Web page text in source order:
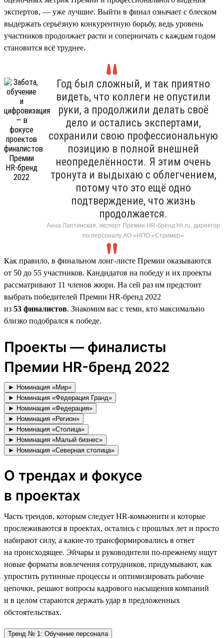
экспертов, — уже лучшие. Выйти в финал означает с блеском
выдержать серьёзную конкурентную борьбу, ведь уровень
участников продолжает расти и соперничать с каждым годом
становится всё труднее.
Год был сложный, и так приятно
видеть, что коллеги не опустили
руки, а продолжили делать своё
дело и остались экспертами,
сохранили свою профессиональную
позицию в полной внешней
неопределённости. Я этим очень
тронута и выдыхаю с облегчением,
потому что это ещё одно
подтверждение, что жизнь
продолжается.
Анна Лаптинская, эксперт Премии HR-бренд hh.ru, директор
по персоналу АО «НПО «Стример»
Как правило, в финальном лонг-листе Премии оказываются
от 50 до 55 участников. Кандидатов на победу и их проекты
рассматривают 11 членов жюри. На сей раз им предстоит
выбрать победителей Премии HR-бренд 2022
из 53 финалистов. Знакомим вас с теми, кто максимально
близко подобрался к победе.
Проекты — финалисты
Премии HR-бренд 2022
► Номинация «Мир»
► Номинация «Федерация Гранд»
► Номинация «Федерация»
► Номинация «Регион»
► Номинация «Столица»
► Номинация «Малый бизнес»
► Номинация «Северная столица»
О трендах и фокусе
в проектах
Часть трендов, которым следует HR-комьюнити и которые
прослеживаются в проектах, остались с прошлых лет и просто
набирают силу, а какие-то трансформировались в ответ
на происходящее. Эйчары и руководители по-прежнему ищут
новые форматы вовлечения сотрудников, придумывают, как
упростить рутинные процессы и оптимизировать рабочие
цепочки, решают вопросы кадрового насыщения компаний
и в целом стараются держать удар в предложенных
обстоятельствах.
Тренд № 1: Обучение персонала